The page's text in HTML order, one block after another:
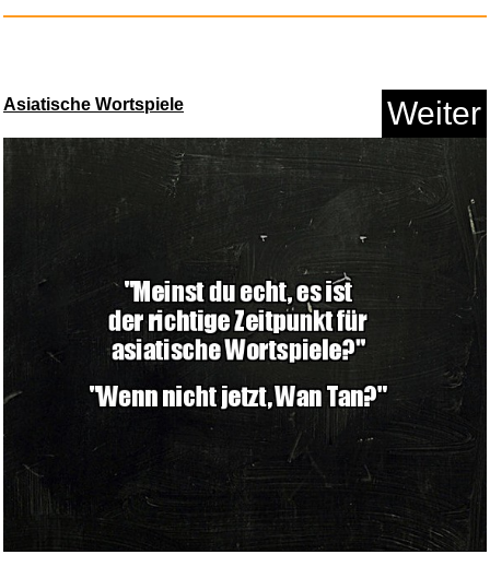
2...
Anzeige
Chantal im Märchenland [B...
Anzeige
Asiatische Wortspiele Weiter